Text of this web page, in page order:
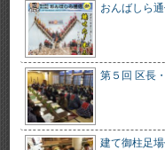
おんばしら
第５回 区長
建て御柱足